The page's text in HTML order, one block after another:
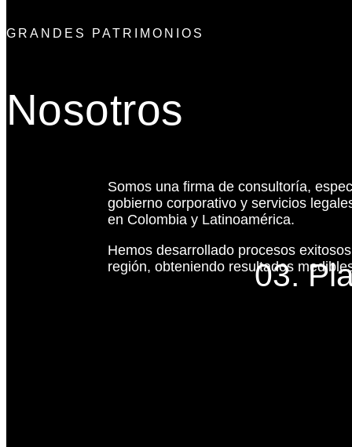
03.
GRANDES PATRIMONIOS
Nosotros
Somos una firma de consultoría,
gobierno corporativo y servicios
en Colombia y Latinoamérica.
Hemos desarrollado procesos
región, obteniendo resultados